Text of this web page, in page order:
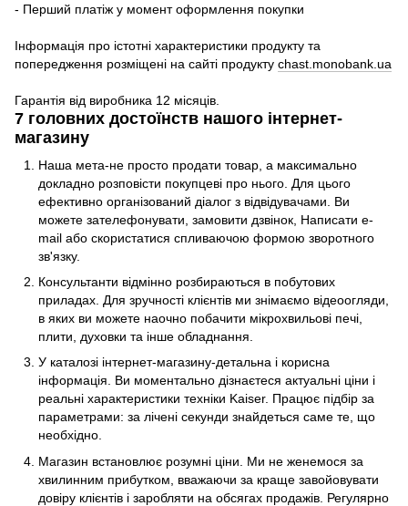
- Перший платіж у момент оформлення покупки
Інформація про істотні характеристики продукту та
попередження розміщені на сайті продукту chast.monobank.ua
Гарантія від виробника 12 місяців.
7 головних достоїнств нашого інтернет-
магазину
Наша мета-не просто продати товар, а максимально
докладно розповісти покупцеві про нього. Для цього
ефективно організований діалог з відвідувачами. Ви
можете зателефонувати, замовити дзвінок, Написати e-
mail або скористатися спливаючою формою зворотного
зв'язку.
Консультанти відмінно розбираються в побутових
приладах. Для зручності клієнтів ми знімаємо відеоогляди,
в яких ви можете наочно побачити мікрохвильові печі,
плити, духовки та інше обладнання.
У каталозі інтернет-магазину-детальна і корисна
інформація. Ви моментально дізнаєтеся актуальні ціни і
реальні характеристики техніки Kaiser. Працює підбір за
параметрами: за лічені секунди знайдеться саме те, що
необхідно.
Магазин встановлює розумні ціни. Ми не женемося за
хвилинним прибутком, вважаючи за краще завойовувати
довіру клієнтів і заробляти на обсягах продажів. Регулярно